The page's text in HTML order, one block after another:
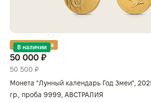
Золотая карта
В наличии
50 000 ₽
50 500 ₽
Монета "Лунный календарь Год Змеи", 2025
гр., проба 9999, АВСТРАЛИЯ